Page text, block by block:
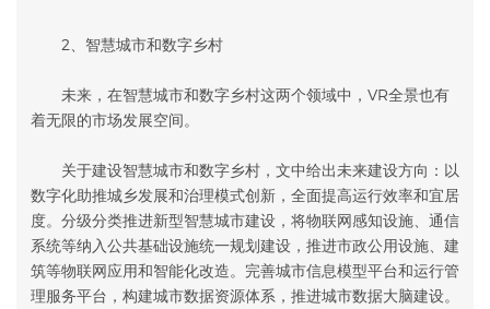
2、智慧城市和数字乡村
未来，在智慧城市和数字乡村这两个领域中，VR全景也有
着无限的市场发展空间。
关于建设智慧城市和数字乡村，文中给出未来建设方向：以
数字化助推城乡发展和治理模式创新，全面提高运行效率和宜居
度。分级分类推进新型智慧城市建设，将物联网感知设施、通信
系统等纳入公共基础设施统一规划建设，推进市政公用设施、建
筑等物联网应用和智能化改造。完善城市信息模型平台和运行管
理服务平台，构建城市数据资源体系，推进城市数据大脑建设。